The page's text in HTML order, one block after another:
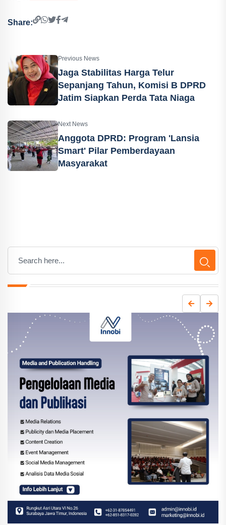
Share:
Previous News
Jaga Stabilitas Harga Telur
Sepanjang Tahun, Komisi B DPRD
Jatim Siapkan Perda Tata Niaga
Next News
Anggota DPRD: Program 'Lansia
Smart' Pilar Pemberdayaan
Masyarakat